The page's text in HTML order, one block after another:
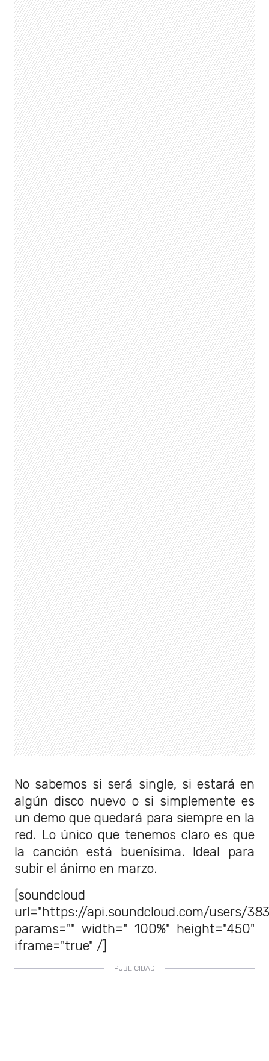
No sabemos si será single, si estará en
algún disco nuevo o si simplemente es
un demo que quedará para siempre en la
red. Lo único que tenemos claro es que
la canción está buenísima. Ideal para
subir el ánimo en marzo.
[soundcloud
url="https://api.soundcloud.com/users/
params="" width=" 100%" height="450"
iframe="true" /]